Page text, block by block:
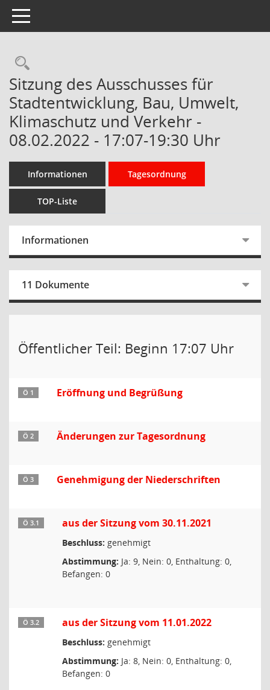
Toggle navigation
Rechercheauswahl
Sitzung des Ausschusses für
Stadtentwicklung, Bau, Umwelt,
Klimaschutz und Verkehr -
08.02.2022 - 17:07-19:30 Uhr
Informationen Tagesordnung
TOP-Liste
Informationen
11 Dokumente
Öffentlicher Teil: Beginn 17:07 Uhr
Ö 1 Eröffnung und Begrüßung
Ö 2 Änderungen zur Tagesordnung
Ö 3 Genehmigung der Niederschriften
Ö 3.1 aus der Sitzung vom 30.11.2021
Beschluss: genehmigt
Abstimmung: Ja: 9, Nein: 0, Enthaltung: 0,
Befangen: 0
Ö 3.2 aus der Sitzung vom 11.01.2022
Beschluss: genehmigt
Abstimmung: Ja: 8, Nein: 0, Enthaltung: 0,
Befangen: 0